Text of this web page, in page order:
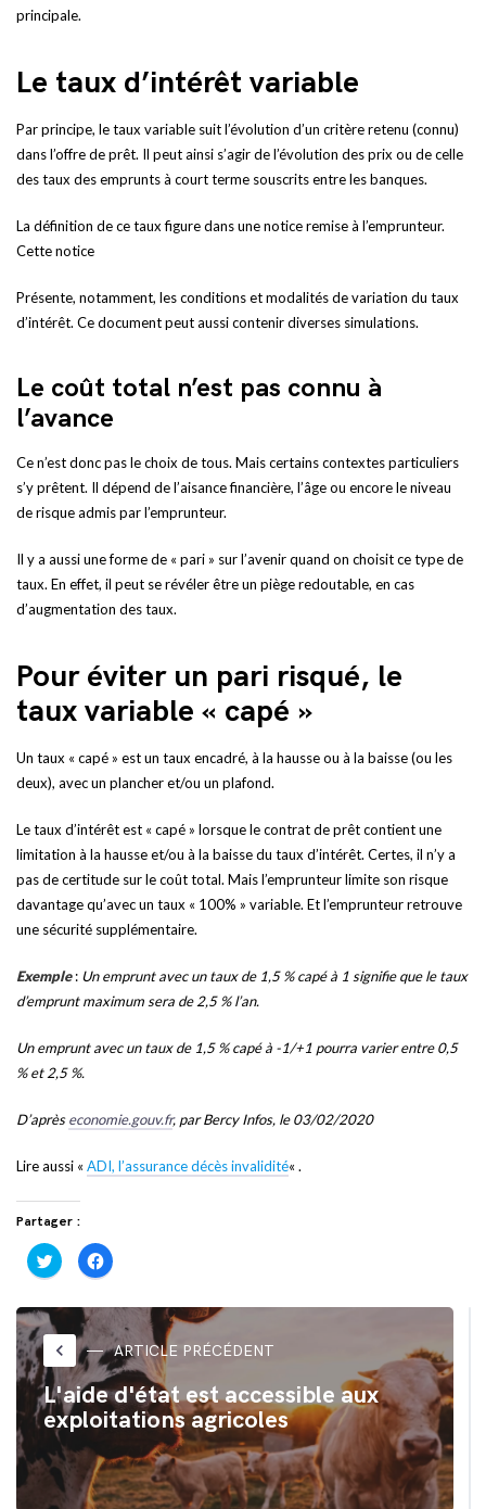
principale.
Le taux d’intérêt variable
Par principe, le taux variable suit l’évolution d’un critère retenu (connu)
dans l’offre de prêt. Il peut ainsi s’agir de l’évolution des prix ou de celle
des taux des emprunts à court terme souscrits entre les banques.
La définition de ce taux figure dans une notice remise à l’emprunteur.
Cette notice
Présente, notamment, les conditions et modalités de variation du taux
d’intérêt. Ce document peut aussi contenir diverses simulations.
Le coût total n’est pas connu à
l’avance
Ce n’est donc pas le choix de tous. Mais certains contextes particuliers
s’y prêtent. Il dépend de l’aisance financière, l’âge ou encore le niveau
de risque admis par l’emprunteur.
Il y a aussi une forme de « pari » sur l’avenir quand on choisit ce type de
taux. En effet, il peut se révéler être un piège redoutable, en cas
d’augmentation des taux.
Pour éviter un pari risqué, le
taux variable « capé »
Un taux « capé » est un taux encadré, à la hausse ou à la baisse (ou les
deux), avec un plancher et/ou un plafond.
Le taux d’intérêt est « capé » lorsque le contrat de prêt contient une
limitation à la hausse et/ou à la baisse du taux d’intérêt. Certes, il n’y a
pas de certitude sur le coût total. Mais l’emprunteur limite son risque
davantage qu’avec un taux « 100% » variable. Et l’emprunteur retrouve
une sécurité supplémentaire.
Exemple: Un emprunt avec un taux de 1,5 % capé à 1 signifie que le taux
d’emprunt maximum sera de 2,5 % l’an.
Un emprunt avec un taux de 1,5 % capé à -1/+1 pourra varier entre 0,5
% et 2,5 %.
D’aprèseconomie.gouv.fr, par Bercy Infos, le 03/02/2020
Lire aussi « ADI, l’assurance décès invalidité« .
Partager :
Cliquez
pour
partager
Twitter(ouvre
dans
une
nouvelle
fenêtre)
Cliquez
pour
partager
Facebook(ouvre
dans
une
nouvelle
fenêtre)
keyboard_arrow_left ARTICLE PRÉCÉDENT
L'aide d'état est accessible aux
exploitations agricoles